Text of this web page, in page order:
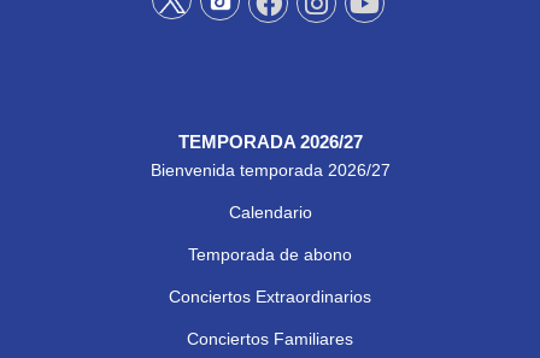
TEMPORADA 2026/27
Bienvenida temporada 2026/27
Calendario
Temporada de abono
Conciertos Extraordinarios
Conciertos Familiares